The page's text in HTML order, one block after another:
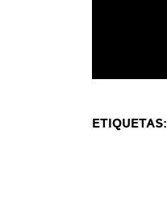
ETIQUETAS: